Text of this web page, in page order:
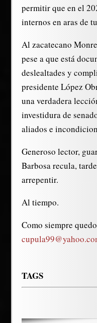
permitir que en el
internos en aras de
Al zacatecano
pese a que está
deslealtades y
presidente López
una verdadera
investidura de
aliados e
Generoso lector,
Barbosa recula,
arrepentir.
Al tiempo.
Como siempre
TAGS